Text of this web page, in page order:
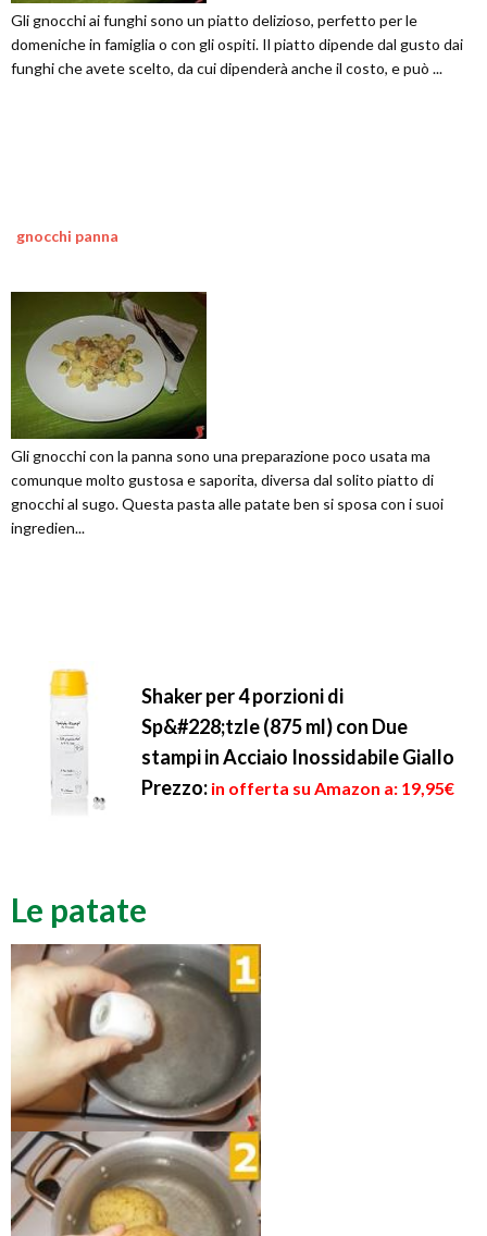
Gli gnocchi ai funghi sono un piatto delizioso, perfetto per le
domeniche in famiglia o con gli ospiti. Il piatto dipende dal gusto dai
funghi che avete scelto, da cui dipenderà anche il costo, e può ...
gnocchi panna
Gli gnocchi con la panna sono una preparazione poco usata ma
comunque molto gustosa e saporita, diversa dal solito piatto di
gnocchi al sugo. Questa pasta alle patate ben si sposa con i suoi
ingredien...
Shaker per 4 porzioni di
Sp&#228;tzle (875 ml) con Due
stampi in Acciaio Inossidabile Giallo
Prezzo: in offerta su Amazon a: 19,95€
Le patate